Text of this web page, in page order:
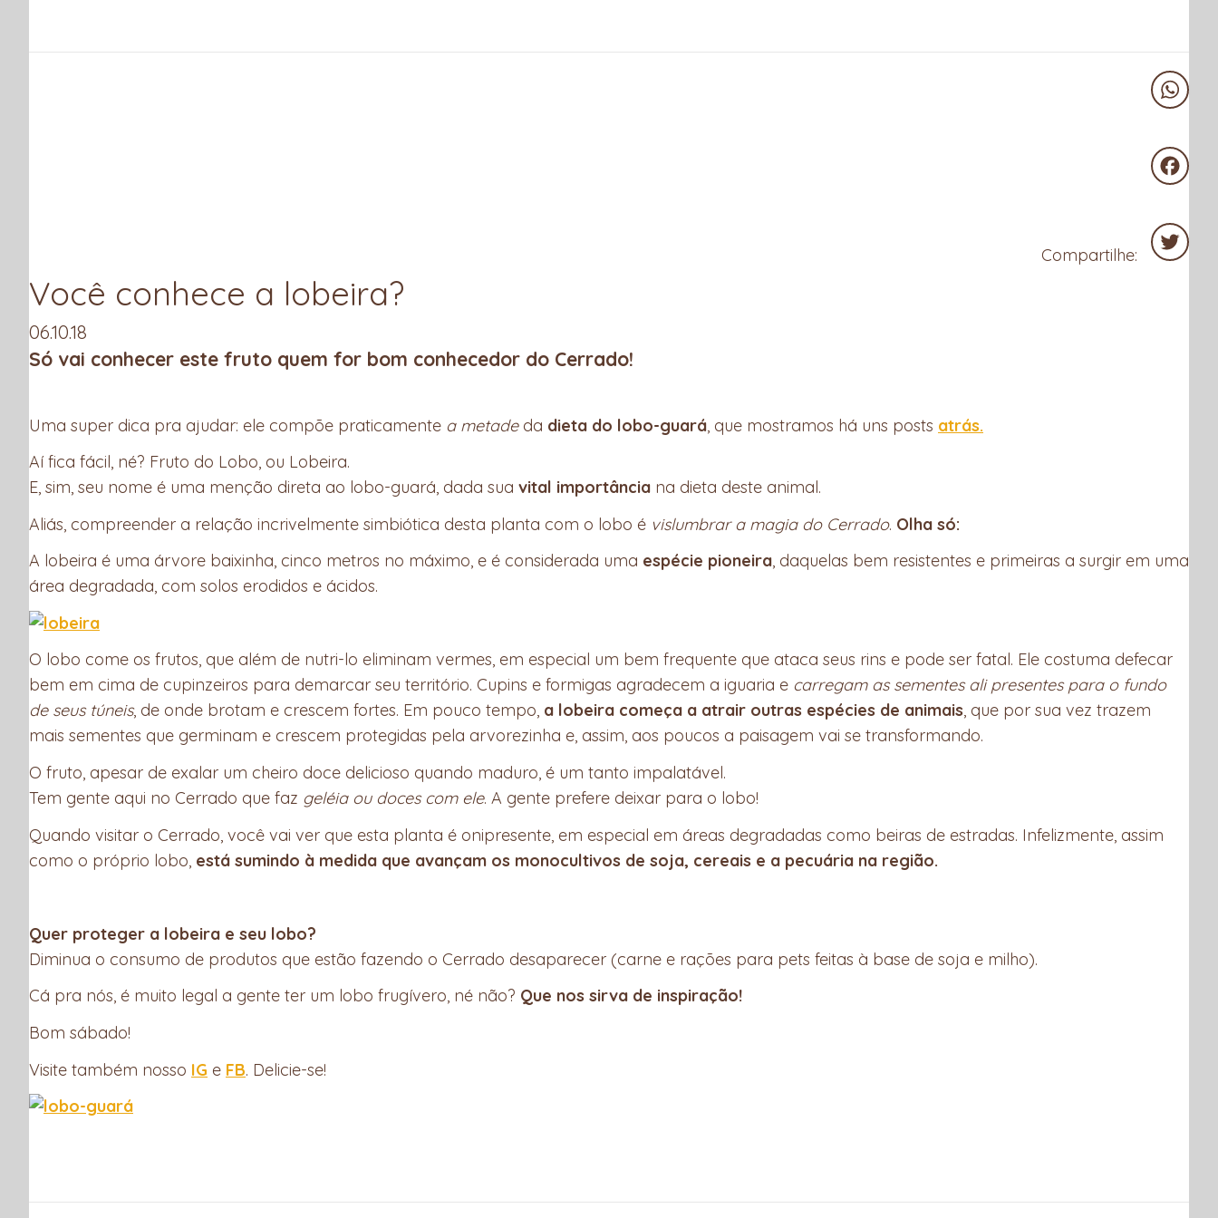
Compartilhe:
Você conhece a lobeira?
06.10.18
Só vai conhecer este fruto quem for bom conhecedor do Cerrado!
Uma super dica pra ajudar: ele compõe praticamente a metadeda dieta do lobo-guará , que mostramos há uns posts atrás.
Aí fica fácil, né? Fruto do Lobo, ou Lobeira.
E, sim, seu nome é uma menção direta ao lobo-guará, dada sua vital importância na dieta deste animal.
Aliás, compreender a relação incrivelmente simbiótica desta planta com o lobo é vislumbrar a magia do Cerrado. Olha só:
A lobeira é uma árvore baixinha, cinco metros no máximo, e é considerada uma espécie pioneira, daquelas bem resistentes e primeiras a surgir em uma
área degradada, com solos erodidos e ácidos.
O lobo come os frutos, que além de nutri-lo eliminam vermes, em especial um bem frequente que ataca seus rins e pode ser fatal. Ele costuma defecar
bem em cima de cupinzeiros para demarcar seu território. Cupins e formigas agradecem a iguaria e carregam as sementes ali presentes para o fundo
de seus túneis, de onde brotam e crescem fortes. Em pouco tempo, a lobeira começa a atrair outras espécies de animais, que por sua vez trazem
mais sementes que germinam e crescem protegidas pela arvorezinha e, assim, aos poucos a paisagem vai se transformando.
O fruto, apesar de exalar um cheiro doce delicioso quando maduro, é um tanto impalatável.
Tem gente aqui no Cerrado que faz geléia ou doces com ele. A gente prefere deixar para o lobo!
Quando visitar o Cerrado, você vai ver que esta planta é onipresente, em especial em áreas degradadas como beiras de estradas. Infelizmente, assim
como o próprio lobo, está sumindo à medida que avançam os monocultivos de soja, cereais e a pecuária na região.
Quer proteger a lobeira e seu lobo?
Diminua o consumo de produtos que estão fazendo o Cerrado desaparecer (carne e rações para pets feitas à base de soja e milho).
Cá pra nós, é muito legal a gente ter um lobo frugívero, né não? Que nos sirva de inspiração!
Bom sábado!
Visite também nosso IG e FB. Delicie-se!